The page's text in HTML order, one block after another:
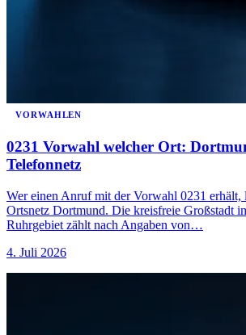
VORWAHLEN
0231 Vorwahl welcher Ort:
Telefonnetz
Wer einen Anruf mit der Vorwahl 0231 erhält,
Ortsnetz Dortmund. Die kreisfreie Großstadt
Ruhrgebiet zählt nach Angaben von…
4. Juli 2026